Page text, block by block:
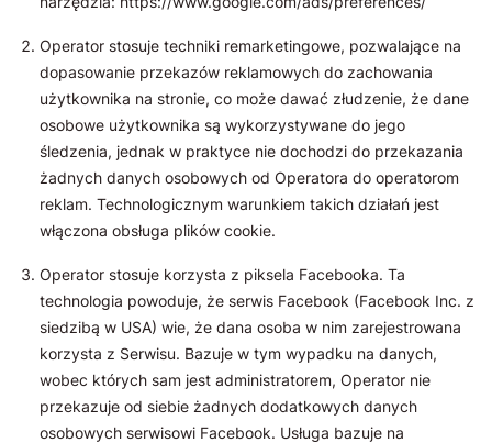
Operator stosuje techniki remarketingowe, pozwalające na
dopasowanie przekazów reklamowych do zachowania
użytkownika na stronie, co może dawać złudzenie, że dane
osobowe użytkownika są wykorzystywane do jego
śledzenia, jednak w praktyce nie dochodzi do przekazania
żadnych danych osobowych od Operatora do operatorom
reklam. Technologicznym warunkiem takich działań jest
włączona obsługa plików cookie.
Operator stosuje korzysta z piksela Facebooka. Ta
technologia powoduje, że serwis Facebook (Facebook Inc. z
siedzibą w USA) wie, że dana osoba w nim zarejestrowana
korzysta z Serwisu. Bazuje w tym wypadku na danych,
wobec których sam jest administratorem, Operator nie
przekazuje od siebie żadnych dodatkowych danych
osobowych serwisowi Facebook. Usługa bazuje na